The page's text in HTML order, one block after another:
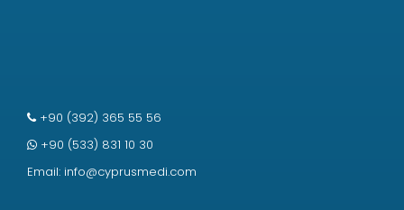
+90 (392) 365 55 56
+90 (533) 831 10 30
Email: info@cyprusmedi.com